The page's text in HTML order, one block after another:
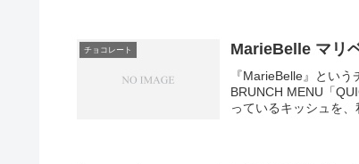
チョコレート MarieBelle マリ
『MarieBelle』とい
BRUNCH MENU「
っているキッシュを、